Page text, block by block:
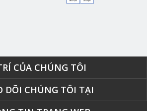
CỦA CHÚNG TÔI
DÕI CHÚNG TÔI TẠI